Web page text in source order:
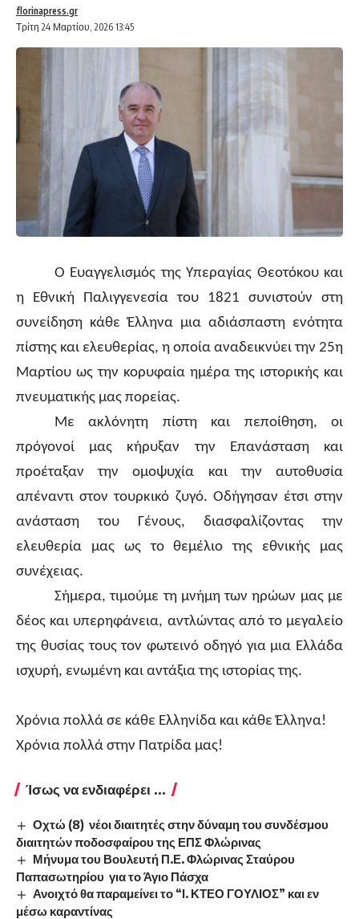
Τρίτη 24 Μαρτίου, 2026 13:45
florinapress.gr
Ο Ευαγγελισμός της Υπεραγίας Θεοτόκου και
η Εθνική Παλιγγενεσία του 1821 συνιστούν στη
συνείδηση κάθε Έλληνα μια αδιάσπαστη ενότητα
πίστης και ελευθερίας, η οποία αναδεικνύει την 25η
Μαρτίου ως την κορυφαία ημέρα της ιστορικής και
πνευματικής μας πορείας.
Με ακλόνητη πίστη και πεποίθηση, οι
πρόγονοί μας κήρυξαν την Επανάσταση και
προέταξαν την ομοψυχία και την αυτοθυσία
απέναντι στον τουρκικό ζυγό. Οδήγησαν έτσι στην
ανάσταση του Γένους, διασφαλίζοντας την
ελευθερία μας ως το θεμέλιο της εθνικής μας
συνέχειας.
Σήμερα, τιμούμε τη μνήμη των ηρώων μας με
δέος και υπερηφάνεια, αντλώντας από το μεγαλείο
της θυσίας τους τον φωτεινό οδηγό για μια Ελλάδα
ισχυρή, ενωμένη και αντάξια της ιστορίας της.
Χρόνια πολλά σε κάθε Ελληνίδα και κάθε Έλληνα!
Χρόνια πολλά στην Πατρίδα μας!
Ίσως να ενδιαφέρει ...
Οχτώ (8) νέοι διαιτητές στην δύναμη του συνδέσμου
διαιτητών ποδοσφαίρου της ΕΠΣ Φλώρινας
Μήνυμα του Βουλευτή Π.Ε. Φλώρινας Σταύρου
Παπασωτηρίου για το Άγιο Πάσχα
Ανοιχτό θα παραμείνει το “Ι. ΚΤΕΟ ΓΟΥΛΙΟΣ” και εν
μέσω καραντίνας